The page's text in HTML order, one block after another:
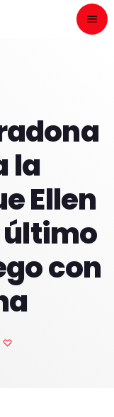
menu
la
Ellen
último
con